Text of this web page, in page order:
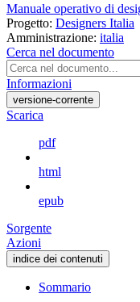
Manuale operativo di
Progetto: Designers Italia
Amministrazione: italia
Cerca nel documento
Informazioni
versione-corrente
Scarica
pdf
html
epub
Sorgente
Azioni
indice dei contenuti
Sommario